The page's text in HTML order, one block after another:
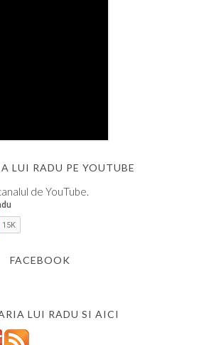
LUI RADU PE YOUTUBE
de YouTube.
FACEBOOK
LUI RADU SI AICI